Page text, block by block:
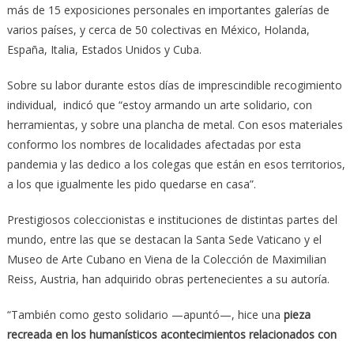
más de 15 exposiciones personales en importantes galerías de
varios países, y cerca de 50 colectivas en México, Holanda,
España, Italia, Estados Unidos y Cuba.
Sobre su labor durante estos días de imprescindible recogimiento
individual, indicó que “estoy armando un arte solidario, con
herramientas, y sobre una plancha de metal. Con esos materiales
conformo los nombres de localidades afectadas por esta
pandemia y las dedico a los colegas que están en esos territorios,
a los que igualmente les pido quedarse en casa”.
Prestigiosos coleccionistas e instituciones de distintas partes del
mundo, entre las que se destacan la Santa Sede Vaticano y el
Museo de Arte Cubano en Viena de la Colección de Maximilian
Reiss, Austria, han adquirido obras pertenecientes a su autoría.
“También como gesto solidario —apuntó—, hice una pieza
recreada en los humanísticos acontecimientos relacionados con